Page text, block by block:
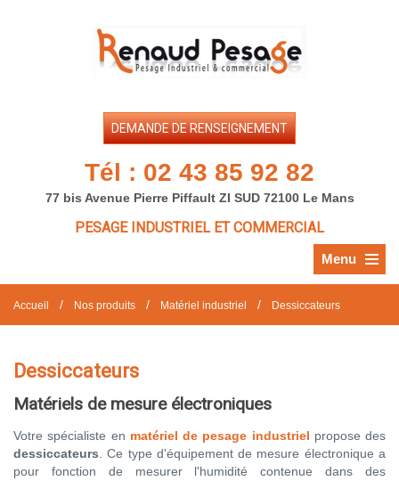
DEMANDE DE RENSEIGNEMENT
Tél : 02 43 85 92 82
77 bis Avenue Pierre Piffault ZI SUD 72100 Le Mans
PESAGE INDUSTRIEL ET COMMERCIAL
Menu
Accueil / Nos produits / Matériel industriel / Dessiccateurs
Dessiccateurs
Matériels de mesure électroniques
Votre spécialiste en matériel de pesage industriel propose des
dessiccateurs . Ce type d'équipement de mesure électronique a
pour fonction de mesurer l'humidité contenue dans des